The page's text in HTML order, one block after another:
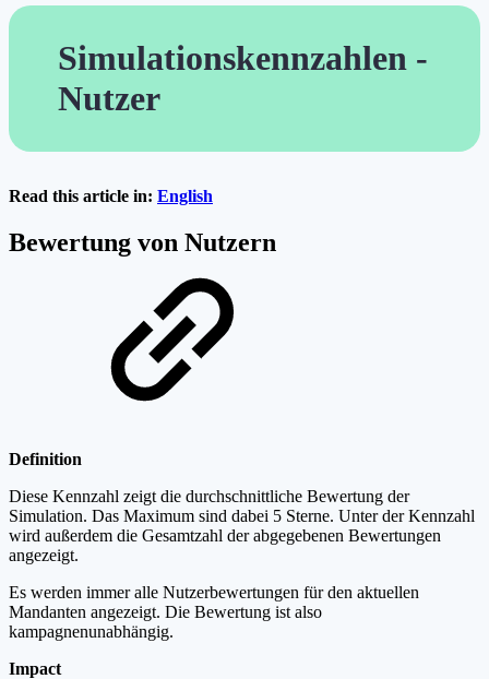
Simulationskennzahlen -
Nutzer
Read this article in: English
Bewertung von Nutzern
Definition
Diese Kennzahl zeigt die durchschnittliche Bewertung der
Simulation. Das Maximum sind dabei 5 Sterne. Unter der Kennzahl
wird außerdem die Gesamtzahl der abgegebenen Bewertungen
angezeigt.
Es werden immer alle Nutzerbewertungen für den aktuellen
Mandanten angezeigt. Die Bewertung ist also
kampagnenunabhängig.
Impact